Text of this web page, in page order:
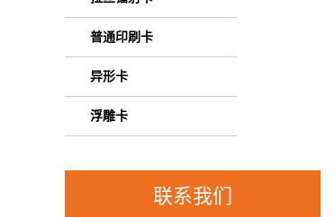
普通印刷卡
异形卡
浮雕卡
联系我们